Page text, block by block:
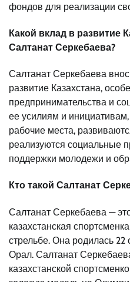
фондов для реализации
Какой вклад в развитие
Салтанат Серкебаева?
Салтанат Серкебаева
развитие Казахстана,
предпринимательства и
ее усилиям и
рабочие места,
реализуются социальные
поддержки молодежи и
Кто такой Салтанат
Салтанат Серкебаева —
казахстанская
стрельбе. Она родилась 22
Орал. Салтанат
казахстанской